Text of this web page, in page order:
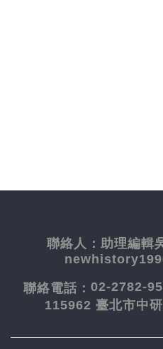
聯絡人： 助理編
聯絡電話： 02-2782-
115962 臺北市中